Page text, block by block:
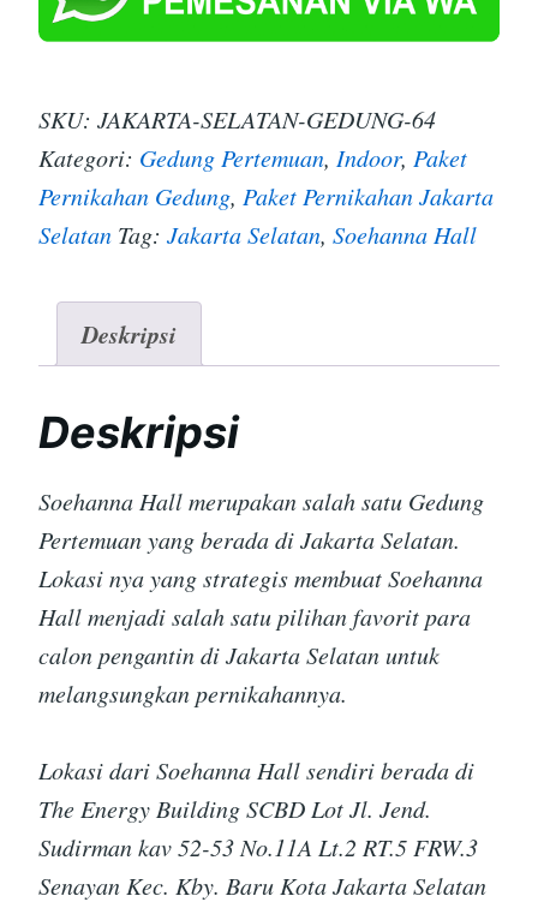
SKU: JAKARTA-SELATAN-GEDUNG-64
Kategori: Gedung Pertemuan, Indoor, Paket
Pernikahan Gedung, Paket Pernikahan Jakarta
Selatan Tag: Jakarta Selatan, Soehanna Hall
Deskripsi
Deskripsi
Soehanna Hall merupakan salah satu Gedung
Pertemuan yang berada di Jakarta Selatan.
Lokasi nya yang strategis membuat Soehanna
Hall menjadi salah satu pilihan favorit para
calon pengantin di Jakarta Selatan untuk
melangsungkan pernikahannya.
Lokasi dari Soehanna Hall sendiri berada di
The Energy Building SCBD Lot Jl. Jend.
Sudirman kav 52-53 No.11A Lt.2 RT.5 FRW.3
Senayan Kec. Kby. Baru Kota Jakarta Selatan